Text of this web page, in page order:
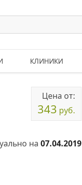
КЛИНИКИ
Цена от:
343 руб.
на 07.04.2019